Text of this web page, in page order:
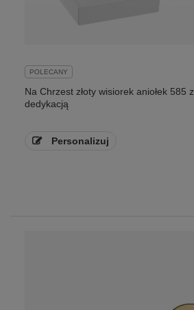
POLECANY
Na Chrzest złoty wisiorek aniołek 585 z
dedykacją
Personalizuj